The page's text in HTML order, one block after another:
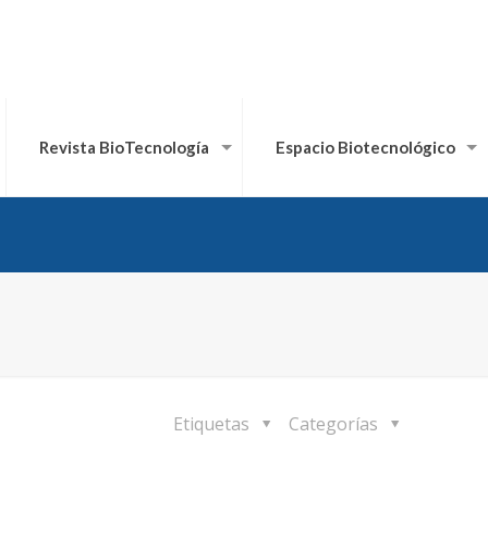
Revista BioTecnología Espacio Biotecnológico
Categorías
Etiquetas